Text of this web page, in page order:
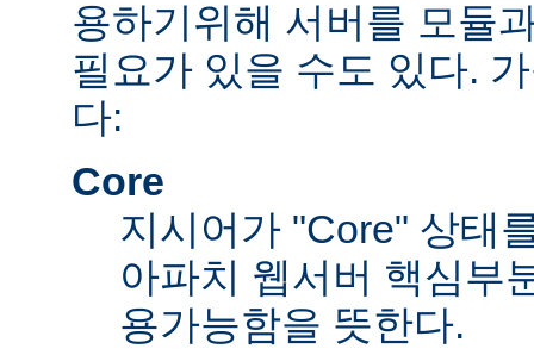
용하기위해 서버를 모듈
필요가 있을 수도 있다.
다:
Core
지시어가 "Core" 상태
아파치 웹서버 핵심부
용가능함을 뜻한다.